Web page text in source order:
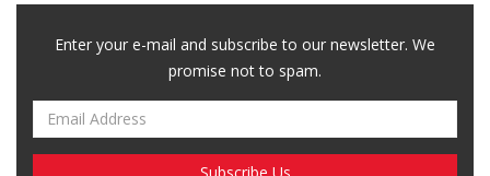
Enter your e-mail and subscribe to our newsletter. We
promise not to spam.